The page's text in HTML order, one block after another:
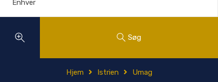
Søg
Hjem Istrien Umag